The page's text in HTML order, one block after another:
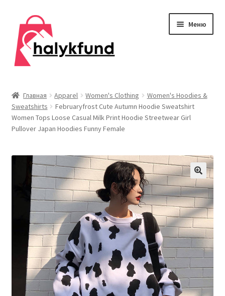
Перейти
навигации
Перейти
содержимому
Меню
Главная
Контакты
Дом и сад
меню
Одежда
меню
Публикации
Главная Apparel Women's Clothing
Women's Hoodies &
Sweatshirts
Februaryfrost Cute Autumn Hoodie Sweatshirt
Women Tops Loose Casual Milk Print Hoodie Streetwear Girl
Pullover Japan Hoodies Funny Female